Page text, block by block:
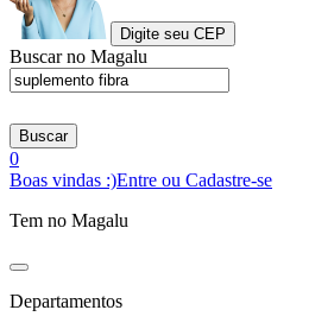
Digite seu CEP
Buscar no Magalu
Buscar
0
Boas vindas :)Entre ou Cadastre-se
Tem no Magalu
Departamentos